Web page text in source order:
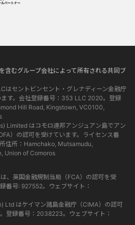
含むグループ会社によって所有される共同ブ
はセントビンセント・グレナディーン金融庁
ます。会社登録番号：353 LLC 2020。登録
Hill Road, Kingstown, VC0100,
Limited はコモロ連邦アンジュアン島でアン
）の認可を受けています。ライセンス番
住所：Hamchako, Mutsamudu,
Union of Comoros
、英国金融規制当局（FCA）の認可を受
番号: 927552。ウェブサイト：
Ltd はケイマン諸島金融庁（CIMA）の認可
登録番号：2038223。ウェブサイト：